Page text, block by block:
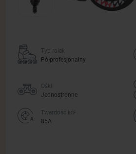
Typ rolek
Półprofesjonalny
Ośki
Jednostronne
Twardość kół
85А